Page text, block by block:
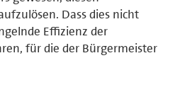
Dass dies nicht
Effizienz der
für die der Bürgermeister